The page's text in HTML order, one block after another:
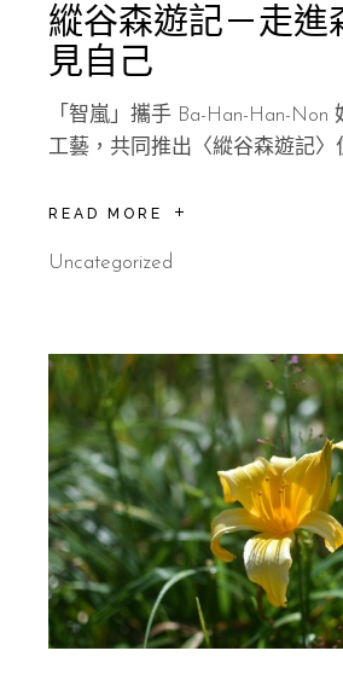
縱谷森遊記－走進
見自己
「智嵐」攜手 Ba-Han-Han-Non
工藝，共同推出〈縱谷森遊記〉
READ MORE
Uncategorized